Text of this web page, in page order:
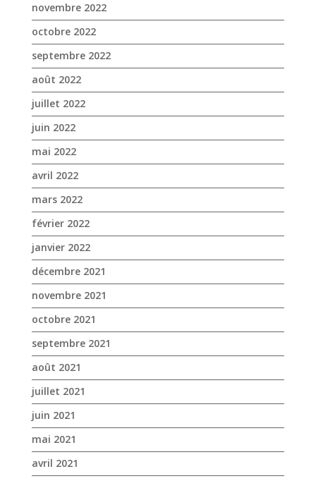
novembre 2022
octobre 2022
septembre 2022
août 2022
juillet 2022
juin 2022
mai 2022
avril 2022
mars 2022
février 2022
janvier 2022
décembre 2021
novembre 2021
octobre 2021
septembre 2021
août 2021
juillet 2021
juin 2021
mai 2021
avril 2021